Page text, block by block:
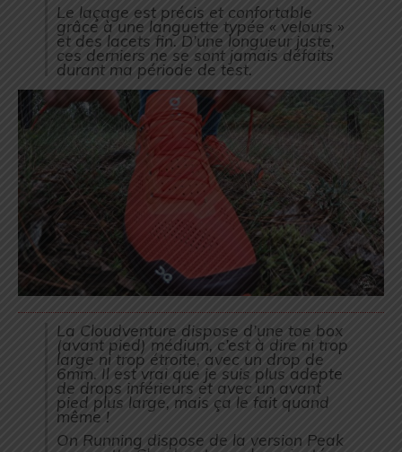
Le laçage est précis et confortable
grâce à une languette typée « velours »
et des lacets fin. D’une longueur juste,
ces derniers ne se sont jamais défaits
durant ma période de test.
La Cloudventure dispose d’une toe box
(avant pied) médium, c’est à dire ni trop
large ni trop étroite, avec un drop de
6mm. Il est vrai que je suis plus adepte
de drops inférieurs et avec un avant
pied plus large, mais ça le fait quand
même !
On Running dispose de la version Peak